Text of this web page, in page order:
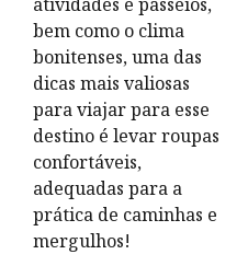
bem como o clima
bonitenses, uma das
dicas mais valiosas
para viajar para esse
destino é levar roupas
confortáveis,
adequadas para a
prática de caminhas e
mergulhos!